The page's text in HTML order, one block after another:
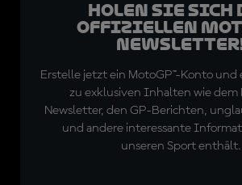
Holen Sie sich
offiziellen
Erstelle jetzt ein MotoGP™-Konto und
zu exklusiven Inhalten wie dem
Newsletter, den GP-Berichten,
und andere interessante
unseren Sport enthält.